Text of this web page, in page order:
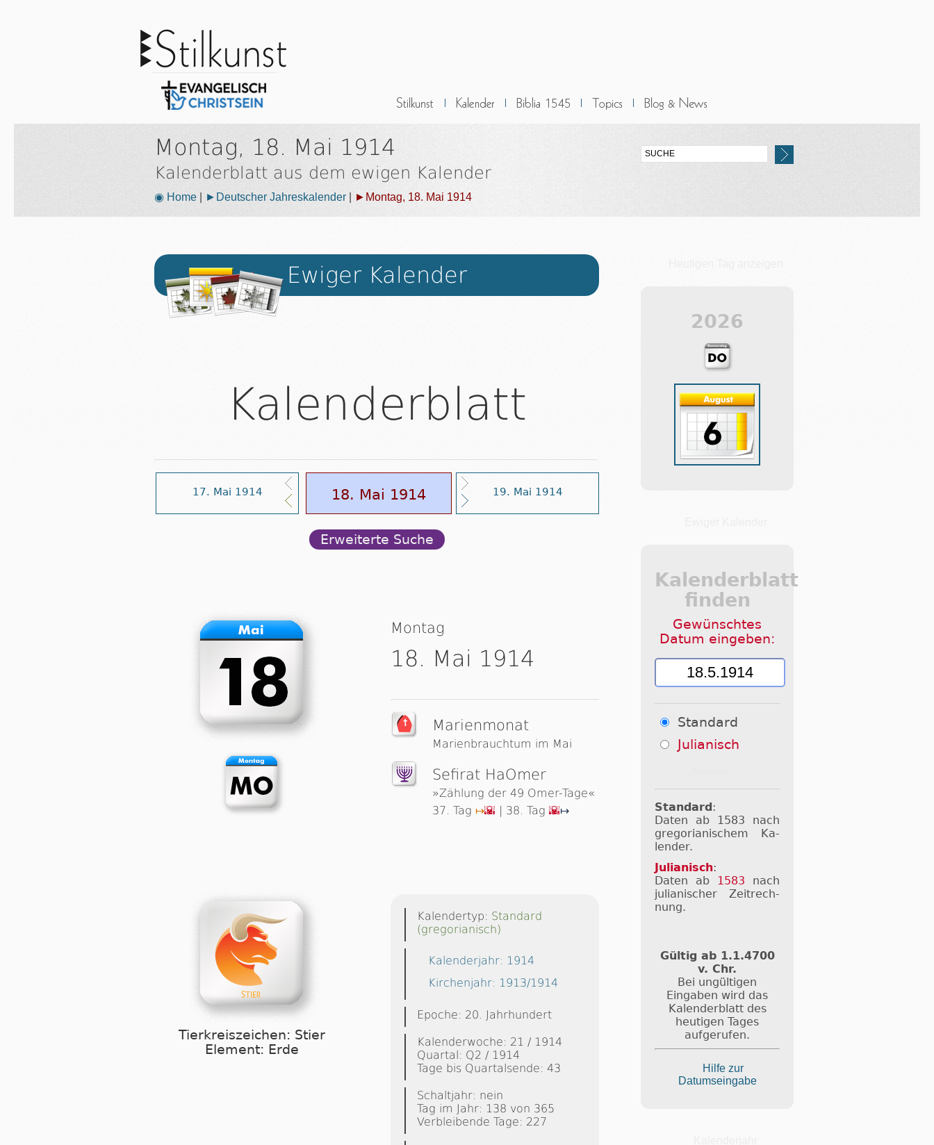
Montag, 18. Mai 1914
Kalenderblatt aus dem ewigen Kalender
◉ Home ►Deutscher Jahreskalender ►Montag, 18. Mai 1914
Ewiger Kalender
Kalenderblatt
17. Mai 1914 18. Mai 1914 19. Mai 1914
Erweiterte Suche
Montag
18. Mai 1914
Marienmonat
Marienbrauchtum im Mai
Sefirat HaOmer
»Zählung der 49 Omer-Tage«
37. Tag ↦🌇 | 38. Tag 🌇↦
Tierkreiszeichen: Stier
Element: Erde
Kalendertyp: Standard
(gregorianisch)
Kalenderjahr: 1914
Kirchenjahr: 1913/1914
Epoche: 20. Jahrhundert
Kalenderwoche: 21 / 1914
Quartal: Q2 / 1914
Tage bis Quartalsende: 43
Schaltjahr: nein
Tag im Jahr: 138 von 365
Verbleibende Tage: 227
2026
Kalenderblatt
finden
Gewünschtes
Datum eingeben:
Standard
Julianisch
Standard :
Daten ab 1583 nach
gre­go­ri­a­ni­schem Ka­
len­der.
Julianisch:
Daten ab 1583 nach
ju­li­a­ni­scher Zeit­rech­
nung.
Gültig ab 1.1.4700
v. Chr.
Bei ungültigen
Eingaben wird das
Kalenderblatt des
heutigen Tages
aufgerufen.
Hilfe zur
Datumseingabe